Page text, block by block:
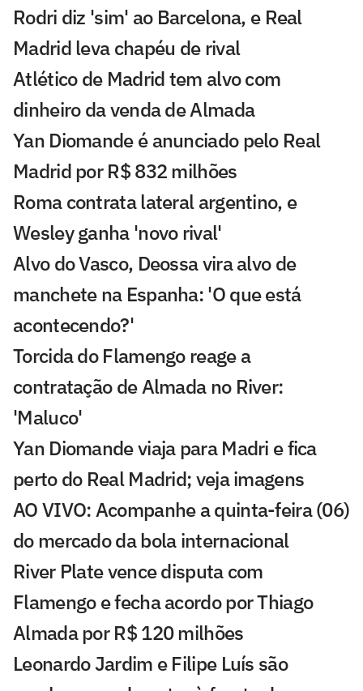
Rodri diz 'sim' ao Barcelona, e Real
Madrid leva chapéu de rival
Atlético de Madrid tem alvo com
dinheiro da venda de Almada
Yan Diomande é anunciado pelo Real
Madrid por R$ 832 milhões
Roma contrata lateral argentino, e
Wesley ganha 'novo rival'
Alvo do Vasco, Deossa vira alvo de
manchete na Espanha: 'O que está
acontecendo?'
Torcida do Flamengo reage a
contratação de Almada no River:
'Maluco'
Yan Diomande viaja para Madri e fica
perto do Real Madrid; veja imagens
AO VIVO: Acompanhe a quinta-feira (06)
do mercado da bola internacional
River Plate vence disputa com
Flamengo e fecha acordo por Thiago
Almada por R$ 120 milhões
Leonardo Jardim e Filipe Luís são